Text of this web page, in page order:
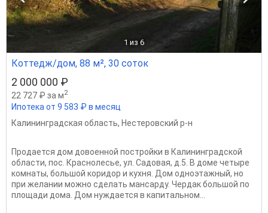
1 из 6
Коттедж/дом, 88 м², 30 соток
2 000 000 ₽
22 727 ₽ за м2
Ипотека от 9 583 ₽ в месяц
Калининградская область, Нестеровский р-н
Продается дом довоенной постройки в Калининградской
области, пос. Краснолесье, ул. Садовая, д.5. В доме четыре
комнаты, большой коридор и кухня. Дом одноэтажный, но
при желании можно сделать мансарду. Чердак большой по
площади дома. Дом нуждается в капитальном...